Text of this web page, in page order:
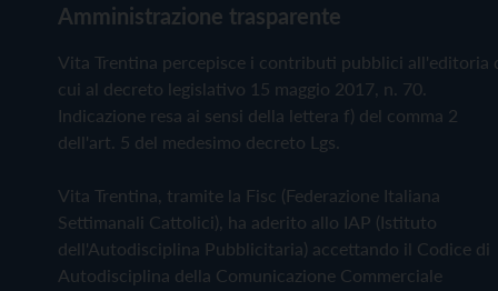
Amministrazione trasparente
Vita Trentina percepisce i contributi pubblici all'editoria
cui al decreto legislativo 15 maggio 2017, n. 70.
Indicazione resa ai sensi della lettera f) del comma 2
dell'art. 5 del medesimo decreto Lgs.
Vita Trentina, tramite la Fisc (Federazione Italiana
Settimanali Cattolici), ha aderito allo IAP (Istituto
dell'Autodisciplina Pubblicitaria) accettando il Codice di
Autodisciplina della Comunicazione Commerciale